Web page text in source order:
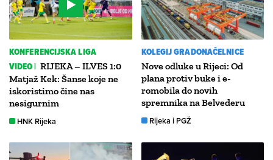
KONFERENCIJSKA LIGA
VIDEO | RIJEKA – ILVES 1:0
Matjaž Kek: Šanse koje ne
iskoristimo čine nas
nesigurnim
HNK Rijeka
KOLEGIJ GRADONAČELNICE
Nove odluke u Rijeci: Od
plana protiv buke i e-
romobila do novih
spremnika na Belvederu
Rijeka i PGŽ